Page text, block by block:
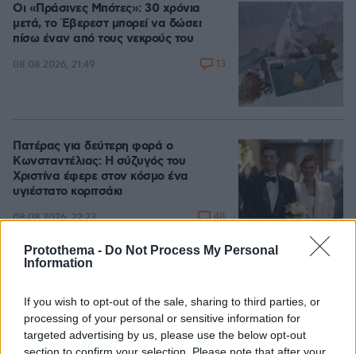
Protothema - Do Not Process My Personal
Information
If you wish to opt-out of the sale, sharing to third parties, or
processing of your personal or sensitive information for
targeted advertising by us, please use the below opt-out
section to confirm your selection. Please note that after your
Οι «Πράσινες Μπότες»: 30 χρόνια
μετά, το Έβερεστ μπορεί να δώσει
πίσω έναν από τους νεκρούς του
08.08.2026, 21:49 13
Πατέρας για δεύτερη φορά ο
Κωνσταντέλιας: Η σύζυγός του
Χριστίνα έφερε στον κόσμο ένα
υγιέστατο κοριτσάκι
08.08.2026, 22:23 48
πέρναγα όλη μου τη ζωή στο
Χόλιγουντ, δεν ήταν γραφτό να
βρίσκομαι εκεί, αλλά στην πατρίδα